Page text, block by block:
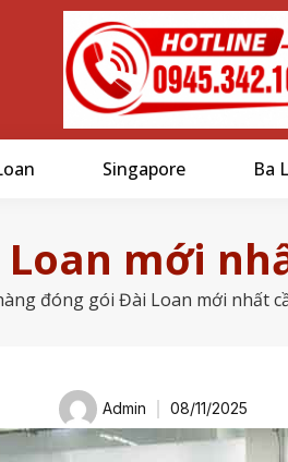
Singapore Ba
mới
đóng gói Đài Loan mới nhất
Admin 08/11/2025